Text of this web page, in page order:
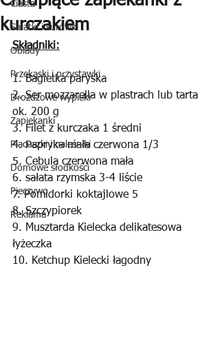
Ciasta
Sałatki i surówki
Obiady
Przekąski i przystawki
Drożdżowe wypieki
Zapiekanki
Placuszki i naleśniki
Domowe słodkości
Pieczywo
Reklama
kurczakiem
Składniki:
1. Bagietka paryska
2. Ser mozzarella w plastrach lub tarta
ok. 200 g
3. Filet z kurczaka 1 średni
4. Papryka mała czerwona 1/3
5. Cebula czerwona mała
6. sałata rzymska 3-4 liście
7. Pomidorki koktajlowe 5
8. Szczypiorek
9. Musztarda Kielecka delikatesowa
łyżeczka
10. Ketchup Kielecki łagodny